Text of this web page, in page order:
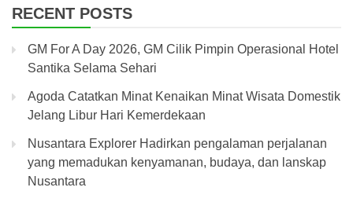
RECENT POSTS
GM For A Day 2026, GM Cilik Pimpin Operasional Hotel
Santika Selama Sehari
Agoda Catatkan Minat Kenaikan Minat Wisata Domestik
Jelang Libur Hari Kemerdekaan
Nusantara Explorer Hadirkan pengalaman perjalanan
yang memadukan kenyamanan, budaya, dan lanskap
Nusantara